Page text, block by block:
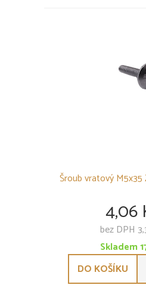
Šroub vratový
4,06
bez DPH
Skladem
DO KOŠÍKU